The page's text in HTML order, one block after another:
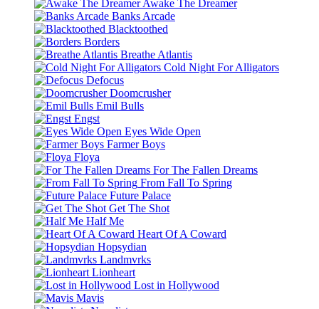
Awake The Dreamer
Banks Arcade
Blacktoothed
Borders
Breathe Atlantis
Cold Night For Alligators
Defocus
Doomcrusher
Emil Bulls
Engst
Eyes Wide Open
Farmer Boys
Floya
For The Fallen Dreams
From Fall To Spring
Future Palace
Get The Shot
Half Me
Heart Of A Coward
Hopsydian
Landmvrks
Lionheart
Lost in Hollywood
Mavis